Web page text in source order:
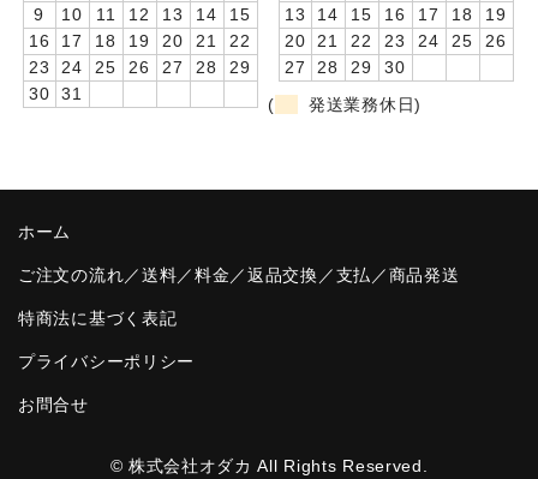
園や先生への贈り物
卒業記念品
スポーツウォッチ
ポケットウォッチ
目覚まし時計(集合)
9
10 11 12 13 14
15
16
17 18 19 20 21
22
23
24 25 26 27 28
29
30
31
13
14 15 16 17 18
19
20
21 22 23 24 25
26
27
28 29
30
(
発送業務休日)
ホーム
ご注文の流れ／送料／料金／返品交換／支払／商品発送
特商法に基づく表記
プライバシーポリシー
お問合せ
© 株式会社オダカ All Rights Reserved.